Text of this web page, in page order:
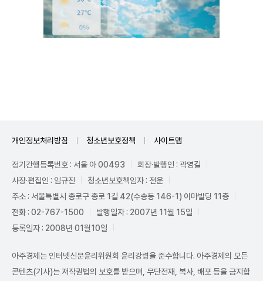
개인정보처리방침 청소년보호정책 사이트맵
정기간행등록번호 : 서울 아 00493
회장·발행인 : 곽영길
사장·편집인 : 임규진
청소년보호책임자 : 전운
주소 : 서울특별시 종로구 종로 1길 42(수송동 146-1) 이마빌딩 11층
전화 : 02-767-1500
발행일자 : 2007년 11월 15일
등록일자 : 2008년 01월10일
아주경제는 인터넷신문윤리위원회 윤리강령을 준수합니다. 아주경제의 모든
콘텐츠(기사)는 저작권법의 보호를 받으며, 무단전재, 복사, 배포 등을 금지합